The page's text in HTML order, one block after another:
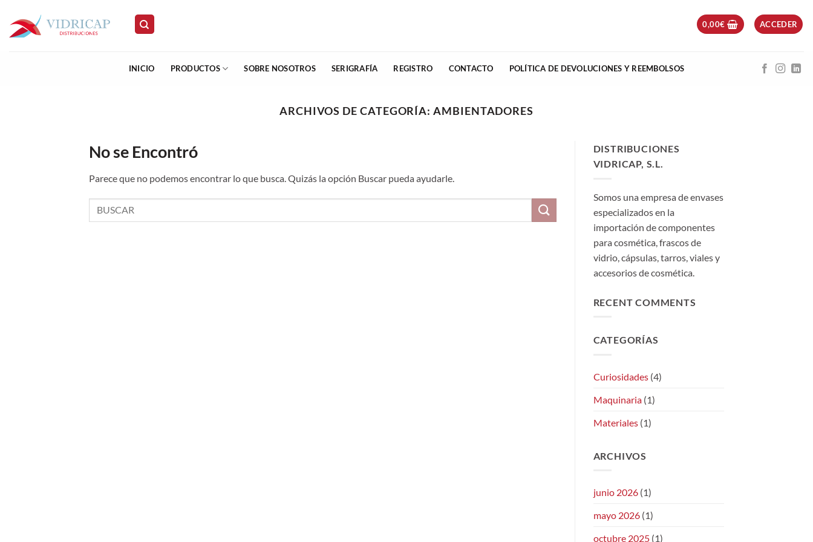
contenido
0,00€ ACCEDER
INICIO PRODUCTOS SOBRE NOSOTROS SERIGRAFÍA REGISTRO CONTACTO POLÍTICA DE DEVOLUCIONES Y REEMBOLSOS
ARCHIVOS DE CATEGORÍA:AMBIENTADORES
No se Encontró
Parece que no podemos encontrar lo que busca. Quizás la opción Buscar pueda ayudarle.
DISTRIBUCIONES
VIDRICAP, S.L.
Somos una empresa de envases
especializados en la
importación de componentes
para cosmética, frascos de
vidrio, cápsulas, tarros, viales y
accesorios de cosmética.
RECENT COMMENTS
CATEGORÍAS
Curiosidades(4)
Maquinaria(1)
Materiales(1)
ARCHIVOS
junio 2026(1)
mayo 2026(1)
octubre 2025(1)